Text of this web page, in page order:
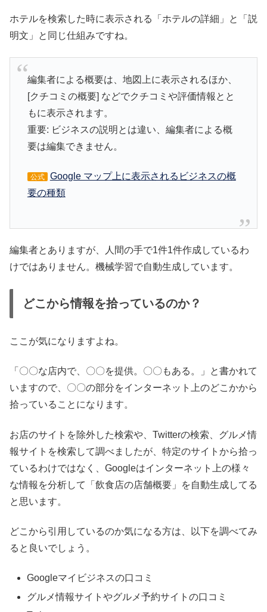
ホテルを検索した時に表示される「ホテルの詳細」と「説
明文」と同じ仕組みですね。
編集者による概要は、地図上に表示されるほか、
[クチコミの概要] などでクチコミや評価情報とと
もに表示されます。
重要: ビジネスの説明とは違い、編集者による概
要は編集できません。
公式
Google マップ上に表示されるビジネスの概
要の種類
編集者とありますが、人間の手で1件1件作成しているわ
けではありません。機械学習で自動生成しています。
どこから情報を拾っているのか？
ここが気になりますよね。
「〇〇な店内で、〇〇を提供。〇〇もある。」と書かれて
いますので、〇〇の部分をインターネット上のどこかから
拾っていることになります。
お店のサイトを除外した検索や、Twitterの検索、グルメ情
報サイトを検索して調べましたが、特定のサイトから拾っ
ているわけではなく、Googleはインターネット上の様々
な情報を分析して「飲食店の店舗概要」を自動生成してる
と思います。
どこから引用しているのか気になる方は、以下を調べてみ
ると良いでしょう。
Googleマイビジネスの口コミ
グルメ情報サイトやグルメ予約サイトの口コミ